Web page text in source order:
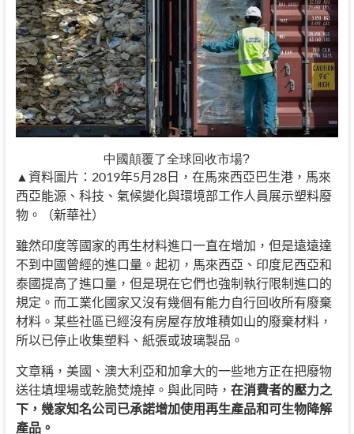
中國顛覆了全球回收市場?
▲資料圖片：2019年5月28日，在馬來西亞巴生港，馬來
西亞能源、科技、氣候變化與環境部工作人員展示塑料廢
物。（新華社）
雖然印度等國家的再生材料進口一直在增加，但是遠遠達
不到中國曾經的進口量。起初，馬來西亞、印度尼西亞和
泰國提高了進口量，但是現在它們也強制執行限制進口的
規定。而工業化國家又沒有幾個有能力自行回收所有廢棄
材料。某些社區已經沒有房屋存放堆積如山的廢棄材料，
所以已停止收集塑料、紙張或玻璃製品。
文章稱，美國、澳大利亞和加拿大的一些地方正在把廢物
送往填埋場或乾脆焚燒掉。與此同時， 在消費者的壓力之
下，幾家知名公司已承諾增加使用再生產品和可生物降解
產品。